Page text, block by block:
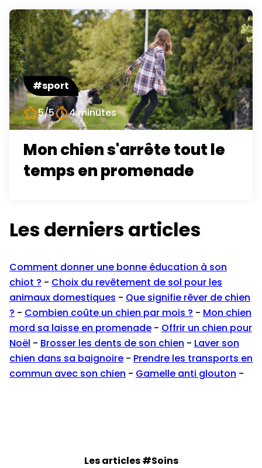
#sport
5/5
4 minutes
Mon chien s'arrête tout le
temps en promenade
Les derniers articles
Comment donner une bonne éducation à son
chiot ? - Choix du revêtement de sol pour les
animaux domestiques - Que signifie rêver de chien
? - Combien coûte un chien par mois ? - Mon chien
mord sa laisse en promenade - Offrir un chien pour
Noël - Brosser les dents de son chien - Laver son
chien dans sa baignoire - Prendre les transports en
commun avec son chien - Gamelle anti glouton -
Les articles #Soins